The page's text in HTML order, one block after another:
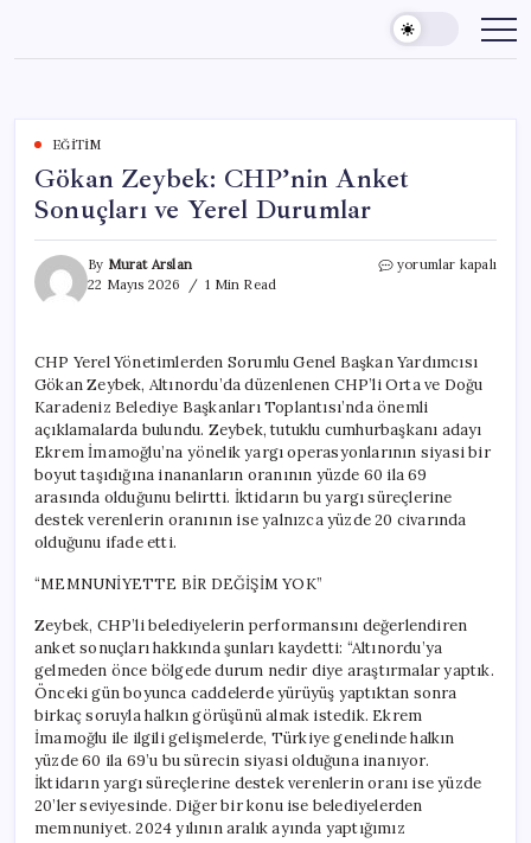
content
EĞITIM
Gökan Zeybek: CHP’nin Anket
Sonuçları ve Yerel Durumlar
By Murat Arslan
22 Mayıs 2026
1 Min Read
Gökan
ve
Yerel
Durumlar
için
yorumlar kapalı
CHP Yerel Yönetimlerden Sorumlu Genel Başkan Yardımcısı
Gökan Zeybek, Altınordu’da düzenlenen CHP’li Orta ve Doğu
Karadeniz Belediye Başkanları Toplantısı’nda önemli
açıklamalarda bulundu. Zeybek, tutuklu cumhurbaşkanı adayı
Ekrem İmamoğlu’na yönelik yargı operasyonlarının siyasi bir
boyut taşıdığına inananların oranının yüzde 60 ila 69
arasında olduğunu belirtti. İktidarın bu yargı süreçlerine
destek verenlerin oranının ise yalnızca yüzde 20 civarında
olduğunu ifade etti.
“MEMNUNİYETTE BİR DEĞİŞİM YOK”
Zeybek, CHP’li belediyelerin performansını değerlendiren
anket sonuçları hakkında şunları kaydetti: “Altınordu’ya
gelmeden önce bölgede durum nedir diye araştırmalar yaptık.
Önceki gün boyunca caddelerde yürüyüş yaptıktan sonra
birkaç soruyla halkın görüşünü almak istedik. Ekrem
İmamoğlu ile ilgili gelişmelerde, Türkiye genelinde halkın
yüzde 60 ila 69’u bu sürecin siyasi olduğuna inanıyor.
İktidarın yargı süreçlerine destek verenlerin oranı ise yüzde
20’ler seviyesinde. Diğer bir konu ise belediyelerden
memnuniyet. 2024 yılının aralık ayında yaptığımız